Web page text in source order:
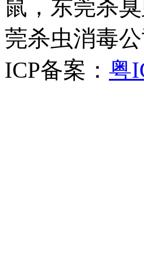
鼠，东莞杀
莞杀虫消毒公
ICP备案： 粤